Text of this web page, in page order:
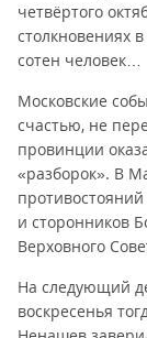
четвёртого
столкновениях
сотен человек…
Московские
счастью, не
провинции
«разборок». В
и сторонников
Верховного
На следующий
воскресенья